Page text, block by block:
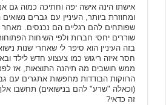
אישתו הינה אישה יפה וחתיכה כמוה גם
ומחוזרת ביותר, העיניין עם גברים
שפותחים להם רגליים הם נכנסים. מאחר
שוררים יחסי חברות ולפי השיחות
בזה העיניין הוא סיפר לי שאחרי שנות
חסר איזה ריגוש כמו צעצוע חדש לילד
ממש חושבים מה תיהנה התוצאות, אז
הרווקות הבודדות מחפשות אתגרים עם
(וכאלה "שרע" להם בנישואים) תחשבו
זה כדאי?